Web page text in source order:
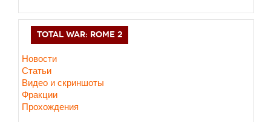
TOTAL WAR: ROME 2
Новости
Статьи
Видео и скриншоты
Фракции
Прохождения